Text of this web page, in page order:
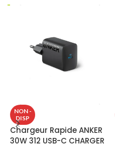
NON -
DISP
Chargeur Rapide ANKER
30W 312 USB-C CHARGER